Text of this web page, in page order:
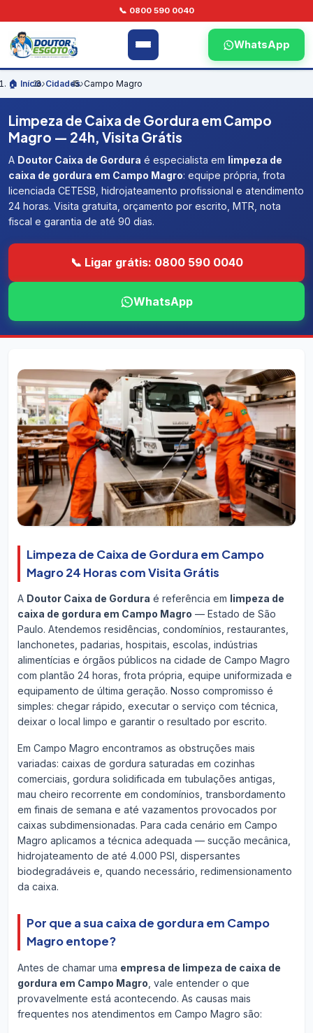
📞 0800 590 0040
WhatsApp
🏠 Início›Cidades›Campo Magro
Limpeza de Caixa de Gordura em Campo
Magro — 24h, Visita Grátis
A Doutor Caixa de Gordura é especialista em limpeza de
caixa de gordura em Campo Magro: equipe própria, frota
licenciada CETESB, hidrojateamento profissional e atendimento
24 horas. Visita gratuita, orçamento por escrito, MTR, nota
fiscal e garantia de até 90 dias.
📞 Ligar grátis: 0800 590 0040
WhatsApp
Limpeza de Caixa de Gordura em Campo
Magro 24 Horas com Visita Grátis
A Doutor Caixa de Gordura é referência em limpeza de
caixa de gordura em Campo Magro — Estado de São
Paulo. Atendemos residências, condomínios, restaurantes,
lanchonetes, padarias, hospitais, escolas, indústrias
alimentícias e órgãos públicos na cidade de Campo Magro
com plantão 24 horas, frota própria, equipe uniformizada e
equipamento de última geração. Nosso compromisso é
simples: chegar rápido, executar o serviço com técnica,
deixar o local limpo e garantir o resultado por escrito.
Em Campo Magro encontramos as obstruções mais
variadas: caixas de gordura saturadas em cozinhas
comerciais, gordura solidificada em tubulações antigas,
mau cheiro recorrente em condomínios, transbordamento
em finais de semana e até vazamentos provocados por
caixas subdimensionadas. Para cada cenário em Campo
Magro aplicamos a técnica adequada — sucção mecânica,
hidrojateamento de até 4.000 PSI, dispersantes
biodegradáveis e, quando necessário, redimensionamento
da caixa.
Por que a sua caixa de gordura em Campo
Magro entope?
Antes de chamar uma empresa de limpeza de caixa de
gordura em Campo Magro , vale entender o que
provavelmente está acontecendo. As causas mais
frequentes nos atendimentos em Campo Magro são: